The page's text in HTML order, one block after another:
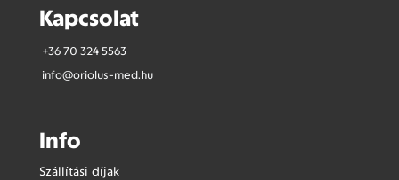
Kapcsolat
+36 70 324 5563
info@oriolus-med.hu
Info
Szállítási díjak